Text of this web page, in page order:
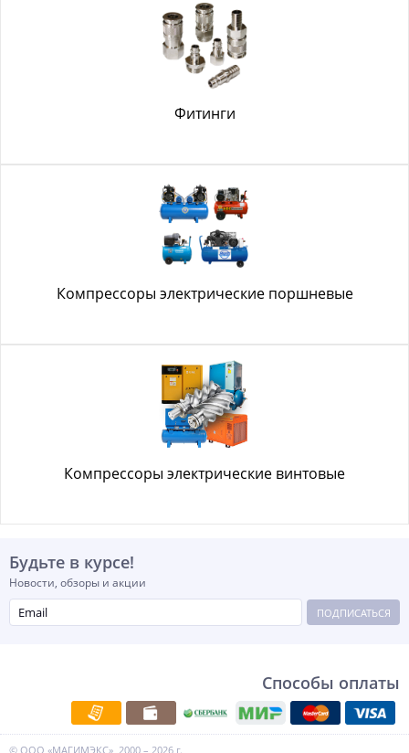
Фитинги
Компрессоры электрические поршневые
Компрессоры электрические винтовые
Будьте в курсе!
Новости, обзоры и акции
ПОДПИСАТЬСЯ
Способы оплаты
© ООО «МАГИМЭКС», 2000 – 2026 г.